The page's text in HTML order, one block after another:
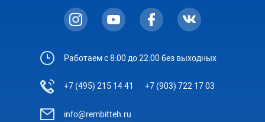
Работаем с 8:00 до 22:00 без выходных
+7 (495) 215 14 41 +7 (903) 722 17 03
info@rembitteh.ru